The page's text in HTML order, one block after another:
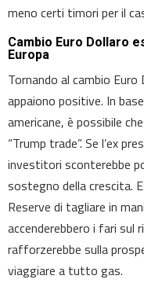
meno certi timori per il
Cambio Euro Dollaro
Europa
Tornando al cambio
appaiono positive. In
americane, è possibile
“Trump trade”. Se l’ex
investitori sconterebbe
sostegno della crescita.
Reserve di tagliare in
accenderebbero i fari sul
rafforzerebbe sulla
viaggiare a tutto gas.